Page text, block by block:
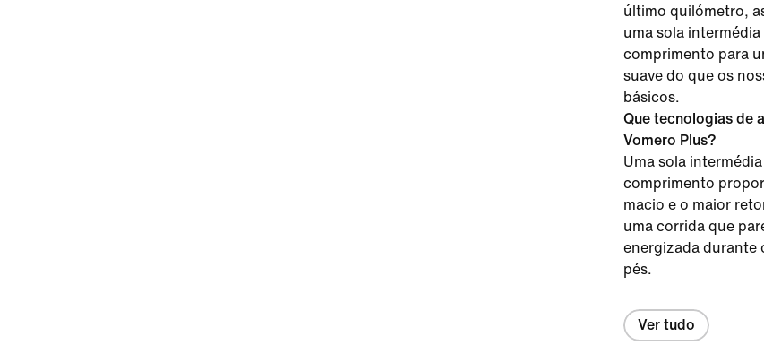
último quilómetro,
uma sola
comprimento para
suave do que os
básicos.
Que tecnologias de
Vomero Plus?
Uma sola
comprimento
macio e o maior
uma corrida que
energizada durante
pés.
Ver tudo